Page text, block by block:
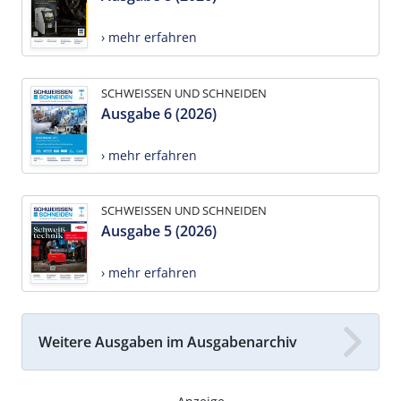
› mehr erfahren
SCHWEISSEN UND SCHNEIDEN
Ausgabe 6 (2026)
› mehr erfahren
SCHWEISSEN UND SCHNEIDEN
Ausgabe 5 (2026)
› mehr erfahren
Weitere Ausgaben im Ausgabenarchiv